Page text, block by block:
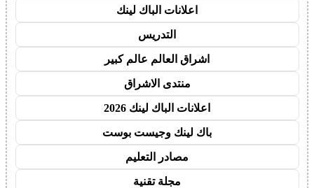
اعلانات الباك لينك
التدريس
اشراق العالم عالم كبير
منتدى الاشراق
اعلانات الباك لينك 2026
باك لينك وجيست بوست
مصادر التعليم
مجلة تقنية